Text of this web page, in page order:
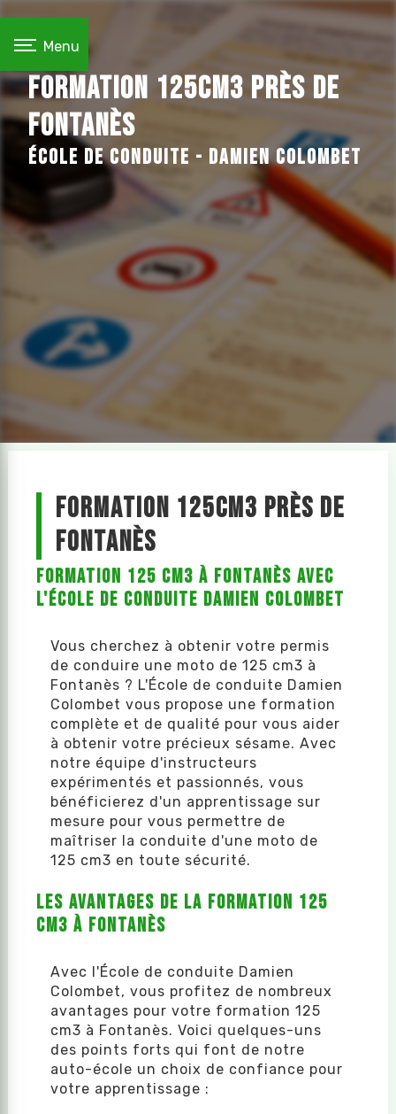
Menu
Formation 125cm3 près de
Fontanès
École de conduite - Damien COLOMBET
Formation 125cm3 près de
Fontanès
Formation 125 cm3 à Fontanès avec
l'École de conduite Damien Colombet
Vous cherchez à obtenir votre permis
de conduire une moto de 125 cm3 à
Fontanès ? L'École de conduite Damien
Colombet vous propose une formation
complète et de qualité pour vous aider
à obtenir votre précieux sésame. Avec
notre équipe d'instructeurs
expérimentés et passionnés, vous
bénéficierez d'un apprentissage sur
mesure pour vous permettre de
maîtriser la conduite d'une moto de
125 cm3 en toute sécurité.
Les avantages de la formation 125
cm3 à Fontanès
Avec l'École de conduite Damien
Colombet, vous profitez de nombreux
avantages pour votre formation 125
cm3 à Fontanès. Voici quelques-uns
des points forts qui font de notre
auto-école un choix de confiance pour
votre apprentissage :